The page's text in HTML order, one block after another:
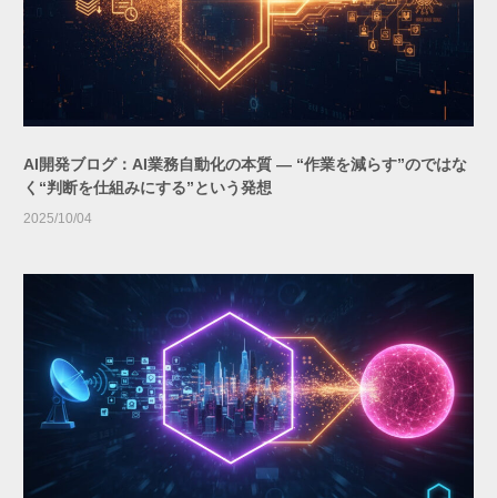
AI開発ブログ：AI業務自動化の本質 ― “作業を減らす”のではな
く“判断を仕組みにする”という発想
2025/10/04